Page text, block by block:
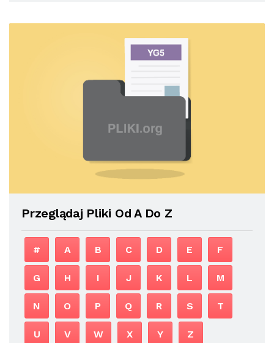
Przeglądaj Pliki Od A Do Z
# A B C D E F
G H I J K L M
N O P Q R S T
U V W X Y Z